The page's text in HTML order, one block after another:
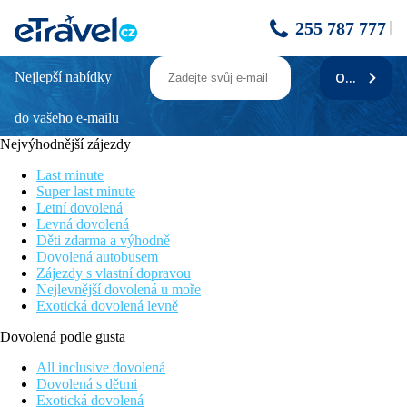
255 787 777
Preskil Island Resort
Resort vhodný pro páry i rodiny s dětmi
Písečná pláž přímo u hotelu
Nedaleko mořského parku Blue Bay
Nádherné výhledy na oceán a hory v pozadí
Poloha
Hotel leží na jihovýchodím pobřeží ostrova, pouhých 10 minut
autem od letiště.
Vybavení
Vstupní hala s recepcí, mezinárodní bufetová restaurace, 2 a la
carte restaurace, 2 bary, 2 bazény, obchod se suvenýry
Pokoje
Dvoulůžkový pokoj, Superior
vlasů), klimatizace, TV/sat., minibar, set na přípravu kávy a čaje,
Nejlepší nabídky
do vašeho e-mailu
ODEBÍRAT
Nejvýhodnější zájezdy
Last minute
Super last minute
Letní dovolená
Levná dovolená
Děti zdarma a výhodně
Dovolená autobusem
Zájezdy s vlastní dopravou
Nejlevnější dovolená u moře
Exotická dovolená levně
Dovolená podle gusta
All inclusive dovolená
Dovolená s dětmi
Exotická dovolená